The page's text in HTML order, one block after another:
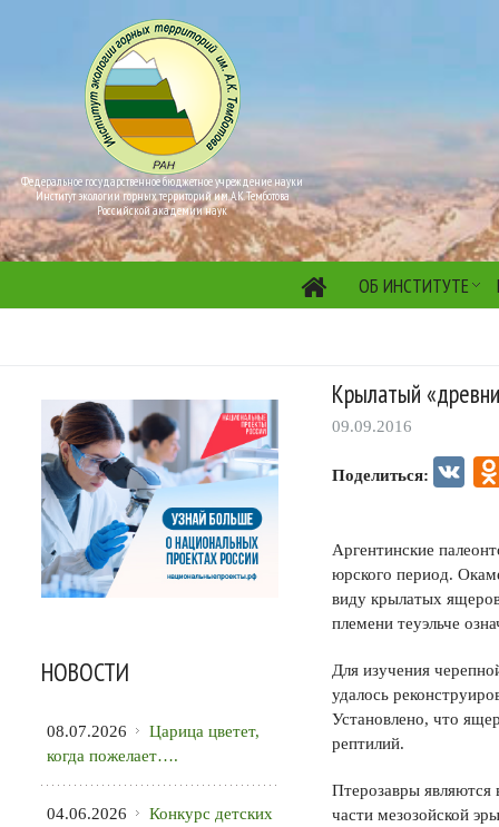
Федеральное государственное бюджетное учреждение науки
Институт экологии горных территорий им. А.К. Темботова
Российской академии наук
ОБ ИНСТИТУТЕ
Крылатый
09.09.2016
Поделиться: VK
Аргентинские
юрского период.
виду крылатых
племени теуэльче
Для изучения
удалось
Установлено, что
рептилий.
Птерозавры
части мезозойской
НОВОСТИ
08.07.2026
Царица цветет,
когда пожелает….
04.06.2026
Конкурс детских